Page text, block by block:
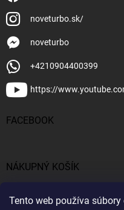
Tento web používa
noveturbo.sk/
noveturbo
+4210904400399
https://
FACEBOOK
NÁKUPNÝ KOŠÍK